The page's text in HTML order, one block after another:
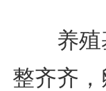
养殖基
整齐齐